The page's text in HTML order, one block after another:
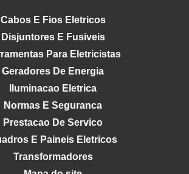
Cabos E Fios Eletricos
Disjuntores E Fusiveis
Para Eletricistas
Geradores De Energia
Iluminacao Eletrica
Normas E Seguranca
Prestacao De Servico
E Paineis Eletricos
Transformadores